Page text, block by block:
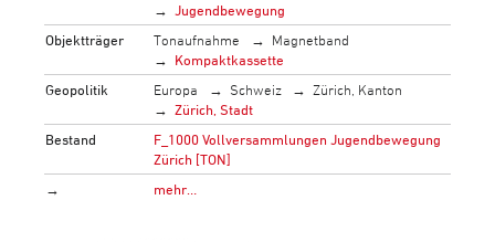
Jugendbewegung
Objektträger
Tonaufnahme
Magnetband
Kompaktkassette
Geopolitik
Europa Schweiz
Zürich, Kanton
Zürich, Stadt
Bestand
F_1000 Vollversammlungen Jugendbewegung
Zürich [TON]
→
mehr…